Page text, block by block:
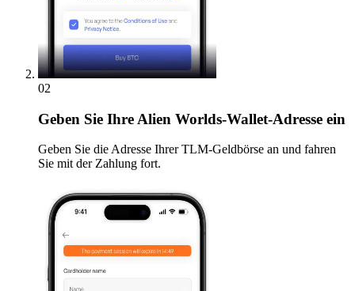
02
Geben Sie Ihre Alien Worlds-Wallet-Adresse ein
Geben Sie die Adresse Ihrer TLM-Geldbörse an und fahren
Sie mit der Zahlung fort.